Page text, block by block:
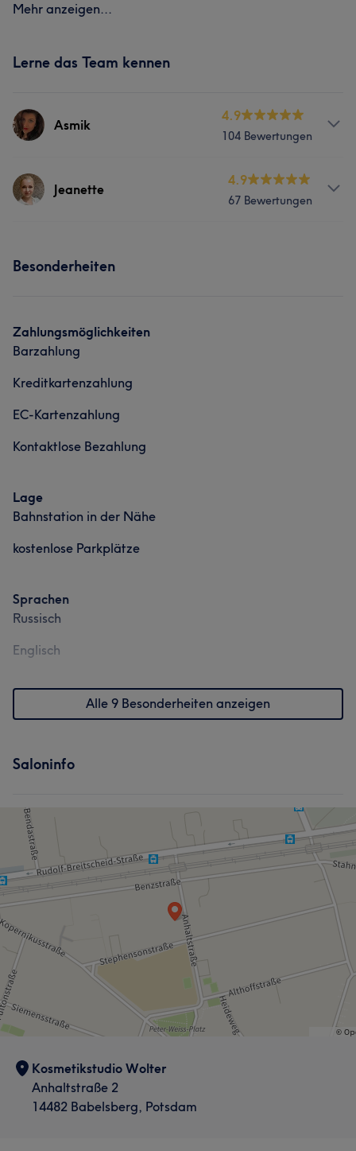
Mehr anzeigen...
Lerne das Team kennen
Asmik
4.9
104 Bewertungen
Services
Was unsere Kunden über Asmik sagen
Herzlich 5
Jeanette
4.9
67 Bewertungen
Was unsere Kunden über Jeanette sagen
Professionell
Besonderheiten
Zahlungsmöglichkeiten
Barzahlung
Kreditkartenzahlung
EC-Kartenzahlung
Kontaktlose Bezahlung
Lage
Bahnstation in der Nähe
kostenlose Parkplätze
Sprachen
Russisch
Englisch
Alle 9 Besonderheiten anzeigen
Saloninfo
Kosmetikstudio Wolter
Anhaltstraße 2
14482 Babelsberg, Potsdam